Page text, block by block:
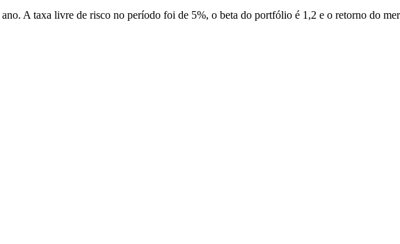
A taxa livre de risco no período foi de 5%, o beta do portfólio é 1,2 e o retorno do